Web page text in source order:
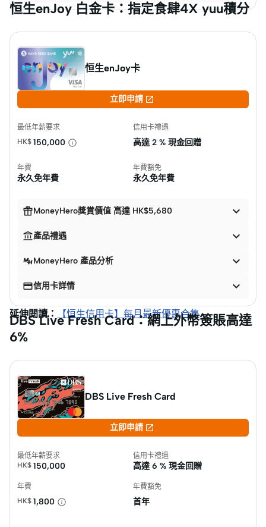
恒生enJoy 白金卡：指定食肆4X yuu積分
恒生enJoy卡
立即申請 
最低年薪要求
HK$ 150,000
信用卡禮遇
高達 2 % 現金回贈
年費
永久免年費
年費豁免
永久免年費
MoneyHero獎賞價值 高達 HK$5,680 
產品禮遇 
MoneyHero 產品分析 
信用卡詳情 
延伸閱讀： 【恒生信用卡】每月最新優惠合集
DBS Live Fresh Card：網上外幣簽賬高達
6%
DBS Live Fresh Card
立即申請 
最低年薪要求
HK$ 150,000
信用卡禮遇
高達 6 % 現金回贈
年費
HK$ 1,800
年費豁免
首年